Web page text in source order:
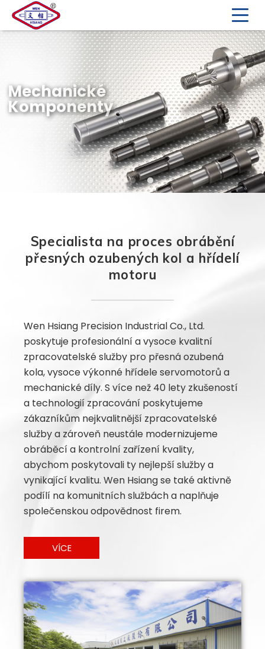
Mechanické
Komponenty
Specialista na proces obrábění
přesných ozubených kol a hřídelí
motoru
Wen Hsiang Precision Industrial Co., Ltd.
poskytuje profesionální a vysoce kvalitní
zpracovatelské služby pro přesná ozubená
kola, vysoce výkonné hřídele servomotorů a
mechanické díly. S více než 40 lety zkušeností
a technologií zpracování poskytujeme
zákazníkům nejkvalitnější zpracovatelské
služby a zároveň neustále modernizujeme
obráběcí a kontrolní zařízení kvality,
abychom poskytovali ty nejlepší služby a
vynikající kvalitu. Wen Hsiang se také aktivně
podílí na komunitních službách a naplňuje
společenskou odpovědnost firem.
VÍCE